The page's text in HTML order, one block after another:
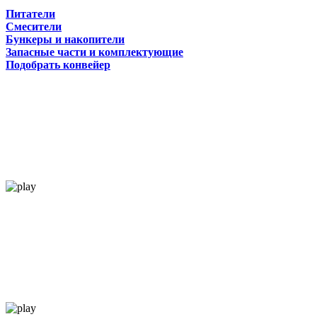
Питатели
Смесители
Бункеры и накопители
Запасные части и комплектующие
Подобрать конвейер